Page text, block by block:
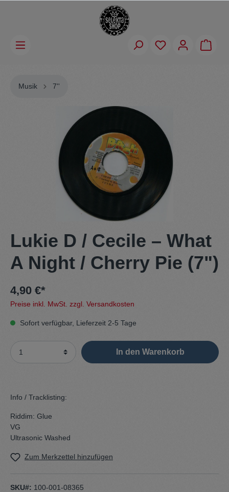
Musik 7''
Lukie D / Cecile – What
A Night / Cherry Pie (7")
4,90 €*
Preise inkl. MwSt. zzgl. Versandkosten
Sofort verfügbar, Lieferzeit 2-5 Tage
In den Warenkorb
Info / Tracklisting:
Riddim: Glue
VG
Ultrasonic Washed
Zum Merkzettel hinzufügen
SKU#: 100-001-08365